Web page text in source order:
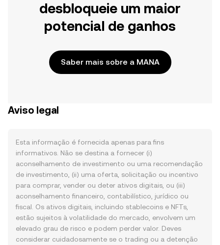
desbloqueie um maior
potencial de ganhos
Saber mais sobre a MANA
Aviso legal
Esta informação é fornecida apenas para fins
informativos. Não se destina a fornecer (i)
aconselhamento de investimento ou uma recomendação
de investimento, (ii) uma oferta, solicitação ou incentivo
para comprar, vender ou deter ativos digitais, ou (iii)
aconselhamento financeiro, contabilístico, jurídico ou
fiscal. Os ativos digitais, incluindo stablecoins e NFTs,
estão sujeitos à volatilidade do mercado, envolvem um
elevado grau de risco e podem perder valor. Deves
considerar cuidadosamente se o trading ou a detenção